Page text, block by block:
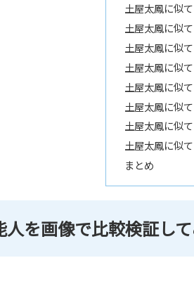
土屋太鳳に似
土屋太鳳に似
土屋太鳳に似
土屋太鳳に似
土屋太鳳に似
土屋太鳳に似
土屋太鳳に似
土屋太鳳に似
まとめ
を画像で比較検証し